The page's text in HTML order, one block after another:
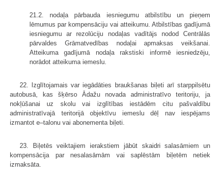
21.2. nodaļa pārbauda iesniegumu atbilstību un pieņem
lēmumus par kompensāciju vai atteikumu. Atbilstības gadījumā
iesniegumu ar rezolūciju nodaļas vadītājs nodod Centrālās
pārvaldes Grāmatvedības nodaļai apmaksas veikšanai.
Atteikuma gadījumā nodaļa rakstiski informē iesniedzēju,
norādot atteikuma iemeslu.
22. Izglītojamais var iegādāties braukšanas biļeti arī starppilsētu
autobusā, kas šķērso Ādažu novada administratīvo teritoriju, ja
nokļūšanai uz skolu vai izglītības iestādēm citu pašvaldību
administratīvajā teritorijā objektīvu iemeslu dēļ nav iespējams
izmantot e–talonu vai abonementa biļeti.
23. Biļetēs veiktajiem ierakstiem jābūt skaidri salasāmiem un
kompensācija par nesalasāmām vai saplēstām biļetēm netiek
izmaksāta.